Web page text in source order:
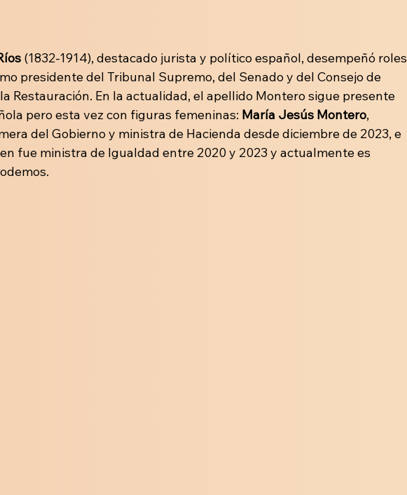
(1832-1914), destacado jurista y político español, desempeñó roles
presidente del Tribunal Supremo, del Senado y del Consejo de
Restauración. En la actualidad, el apellido Montero sigue presente
pero esta vez con figuras femeninas: María Jesús Montero,
del Gobierno y ministra de Hacienda desde diciembre de 2023, e
fue ministra de Igualdad entre 2020 y 2023 y actualmente es